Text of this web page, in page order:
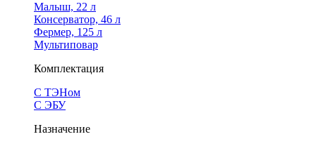
Малыш, 22 л
Консерватор, 46 л
Фермер, 125 л
Мультиповар
Комплектация
С ТЭНом
С ЭБУ
Назначение